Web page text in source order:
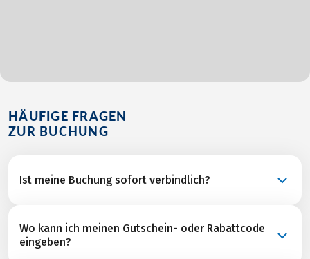
HÄUFIGE FRAGEN
ZUR BUCHUNG
Ist meine Buchung sofort verbindlich?
Ihre Buchung ist eine verbindliche Anfrage und wird
nach unserer Rückbestätigung aller
Leistungspartner mit dem Versand der Rechnung
Wo kann ich meinen Gutschein- oder Rabattcode
eingeben?